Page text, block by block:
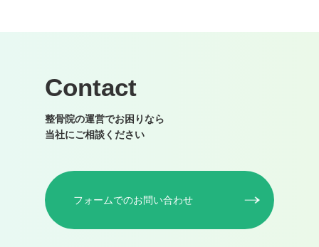
Contact
整骨院の運営でお困りなら
当社にご相談ください
フォームでのお問い合わせ